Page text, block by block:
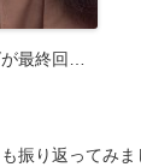
最終回…
振り返ってみま